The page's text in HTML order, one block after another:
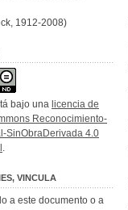
1912-2008)
bajo una licencia de
Reconocimiento-
SinObraDerivada 4.0
.
VINCULA
a este documento o a